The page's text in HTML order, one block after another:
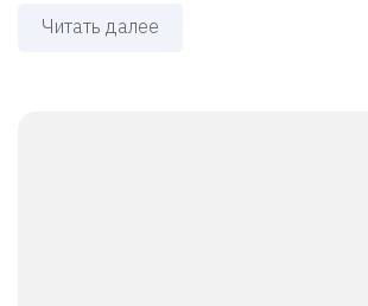
Читать далее